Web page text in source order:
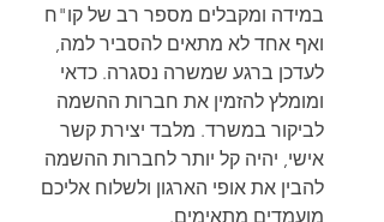
במידה ומקבלים מספר רב של קו"ח
ואף אחד לא מתאים להסביר למה,
לעדכן ברגע שמשרה נסגרה. כדאי
ומומלץ להזמין את חברות ההשמה
לביקור במשרד. מלבד יצירת קשר
אישי, יהיה קל יותר לחברות ההשמה
להבין את אופי הארגון ולשלוח אליכם
מועמדים מתאימים.